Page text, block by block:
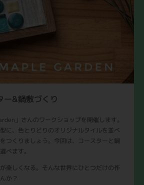
ー&鍋敷づくり
」さんのワークショップを開催します。
に、色とりどりのオリジナルタイルを並べ
つくりましょう。今回は、コースターと鍋
べます。
楽しくなる。そんな世界にひとつだけの作
か？